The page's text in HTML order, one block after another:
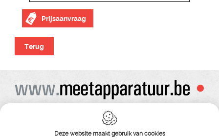
Prijsaanvraag
Terug
Alle prijzen zijn onder voorbehoud van wijziging
Bij bestelling ontvangt u vooraf de levering steeds een orderbevestiging
Copyright© alle rechten voorbehouden , gehele of gedeeldelijke overname van
tekst ,foto’s , video’s , verveelvoudiging op welke wijze dan ook , is niet toegestaan
Deze website maakt gebruik van cookies